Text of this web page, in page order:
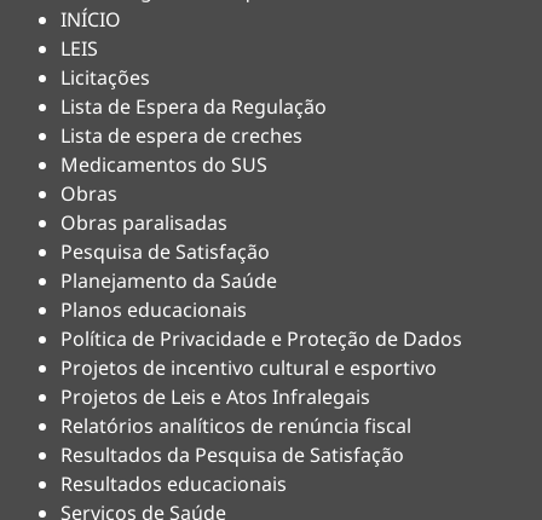
INÍCIO
LEIS
Licitações
Lista de Espera da Regulação
Lista de espera de creches
Medicamentos do SUS
Obras
Obras paralisadas
Pesquisa de Satisfação
Planejamento da Saúde
Planos educacionais
Política de Privacidade e Proteção de Dados
Projetos de incentivo cultural e esportivo
Projetos de Leis e Atos Infralegais
Relatórios analíticos de renúncia fiscal
Resultados da Pesquisa de Satisfação
Resultados educacionais
Serviços de Saúde